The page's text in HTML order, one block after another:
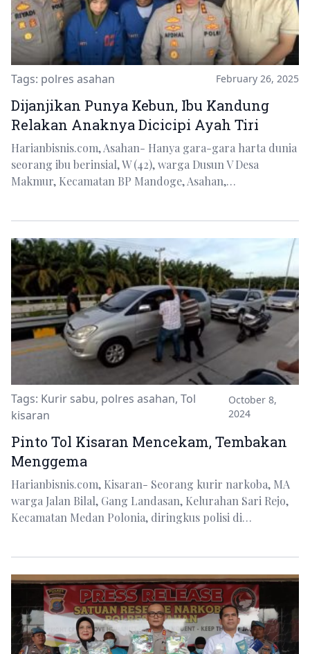
Tags: polres asahan February 26, 2025
Dijanjikan Punya Kebun, Ibu Kandung
Relakan Anaknya Dicicipi Ayah Tiri
Harianbisnis.com, Asahan- Hanya gara-gara harta dunia
seorang ibu berinsial, W (42), warga Dusun V Desa
Makmur, Kecamatan BP Mandoge, Asahan,…
Tags: Kurir sabu, polres asahan, Tol
kisaran
October 8,
2024
Pinto Tol Kisaran Mencekam, Tembakan
Menggema
Harianbisnis.com, Kisaran- Seorang kurir narkoba, MA
warga Jalan Bilal, Gang Landasan, Kelurahan Sari Rejo,
Kecamatan Medan Polonia, diringkus polisi di…